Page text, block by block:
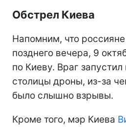
Обстрел Киева
Напомним, что
позднего вечера, 9
по Киеву. Враг
столицы дроны, из-за
было слышно взрывы.
Кроме того, мэр Киева